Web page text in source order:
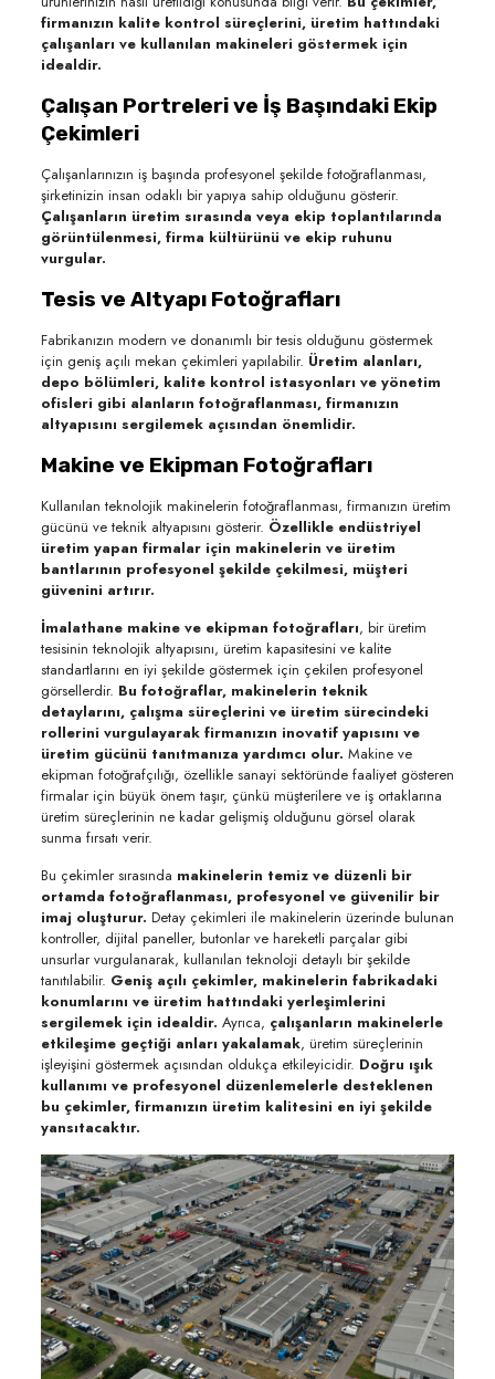
firmanızın kalite kontrol süreçlerini, üretim hattındaki
çalışanları ve kullanılan makineleri göstermek için
idealdir.
Çalışan Portreleri ve İş Başındaki Ekip
Çekimleri
Çalışanlarınızın iş başında profesyonel şekilde fotoğraflanması,
şirketinizin insan odaklı bir yapıya sahip olduğunu gösterir.
Çalışanların üretim sırasında veya ekip toplantılarında
görüntülenmesi, firma kültürünü ve ekip ruhunu
vurgular.
Tesis ve Altyapı Fotoğrafları
Fabrikanızın modern ve donanımlı bir tesis olduğunu göstermek
için geniş açılı mekan çekimleri yapılabilir. Üretim alanları,
depo bölümleri, kalite kontrol istasyonları ve yönetim
ofisleri gibi alanların fotoğraflanması, firmanızın
altyapısını sergilemek açısından önemlidir.
Makine ve Ekipman Fotoğrafları
Kullanılan teknolojik makinelerin fotoğraflanması, firmanızın üretim
gücünü ve teknik altyapısını gösterir. Özellikle endüstriyel
üretim yapan firmalar için makinelerin ve üretim
bantlarının profesyonel şekilde çekilmesi, müşteri
güvenini artırır.
İmalathane makine ve ekipman fotoğrafları, bir üretim
tesisinin teknolojik altyapısını, üretim kapasitesini ve kalite
standartlarını en iyi şekilde göstermek için çekilen profesyonel
görsellerdir. Bu fotoğraflar, makinelerin teknik
detaylarını, çalışma süreçlerini ve üretim sürecindeki
rollerini vurgulayarak firmanızın inovatif yapısını ve
üretim gücünü tanıtmanıza yardımcı olur. Makine ve
ekipman fotoğrafçılığı, özellikle sanayi sektöründe faaliyet gösteren
firmalar için büyük önem taşır, çünkü müşterilere ve iş ortaklarına
üretim süreçlerinin ne kadar gelişmiş olduğunu görsel olarak
sunma fırsatı verir.
Bu çekimler sırasında makinelerin temiz ve düzenli bir
ortamda fotoğraflanması, profesyonel ve güvenilir bir
imaj oluşturur. Detay çekimleri ile makinelerin üzerinde bulunan
kontroller, dijital paneller, butonlar ve hareketli parçalar gibi
unsurlar vurgulanarak, kullanılan teknoloji detaylı bir şekilde
tanıtılabilir. Geniş açılı çekimler, makinelerin fabrikadaki
konumlarını ve üretim hattındaki yerleşimlerini
sergilemek için idealdir. Ayrıca, çalışanların makinelerle
etkileşime geçtiği anları yakalamak, üretim süreçlerinin
işleyişini göstermek açısından oldukça etkileyicidir. Doğru ışık
kullanımı ve profesyonel düzenlemelerle desteklenen
bu çekimler, firmanızın üretim kalitesini en iyi şekilde
yansıtacaktır.